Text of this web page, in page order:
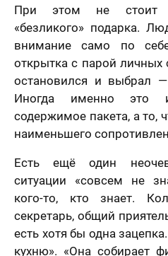
При этом не стоит
«безликого» подарка.
внимание само по
открытка с парой личных
остановился и выбрал
Иногда именно это
содержимое пакета, а то,
наименьшего
Есть ещё один
ситуации «совсем не
кого-то, кто знает.
секретарь, общий
есть хотя бы одна
кухню». «Она собирает
от 27.07.2006 года
данных», на условиях и
Согласии на обработку
Политике в отношении
данных
Я принимаю условия
На годовщину
3 лица
70 х 70 см
70 х 100 см
в
с
от
года
«О
на условиях
на
условия
оферты
Назад
Я согласен с
и принимаю